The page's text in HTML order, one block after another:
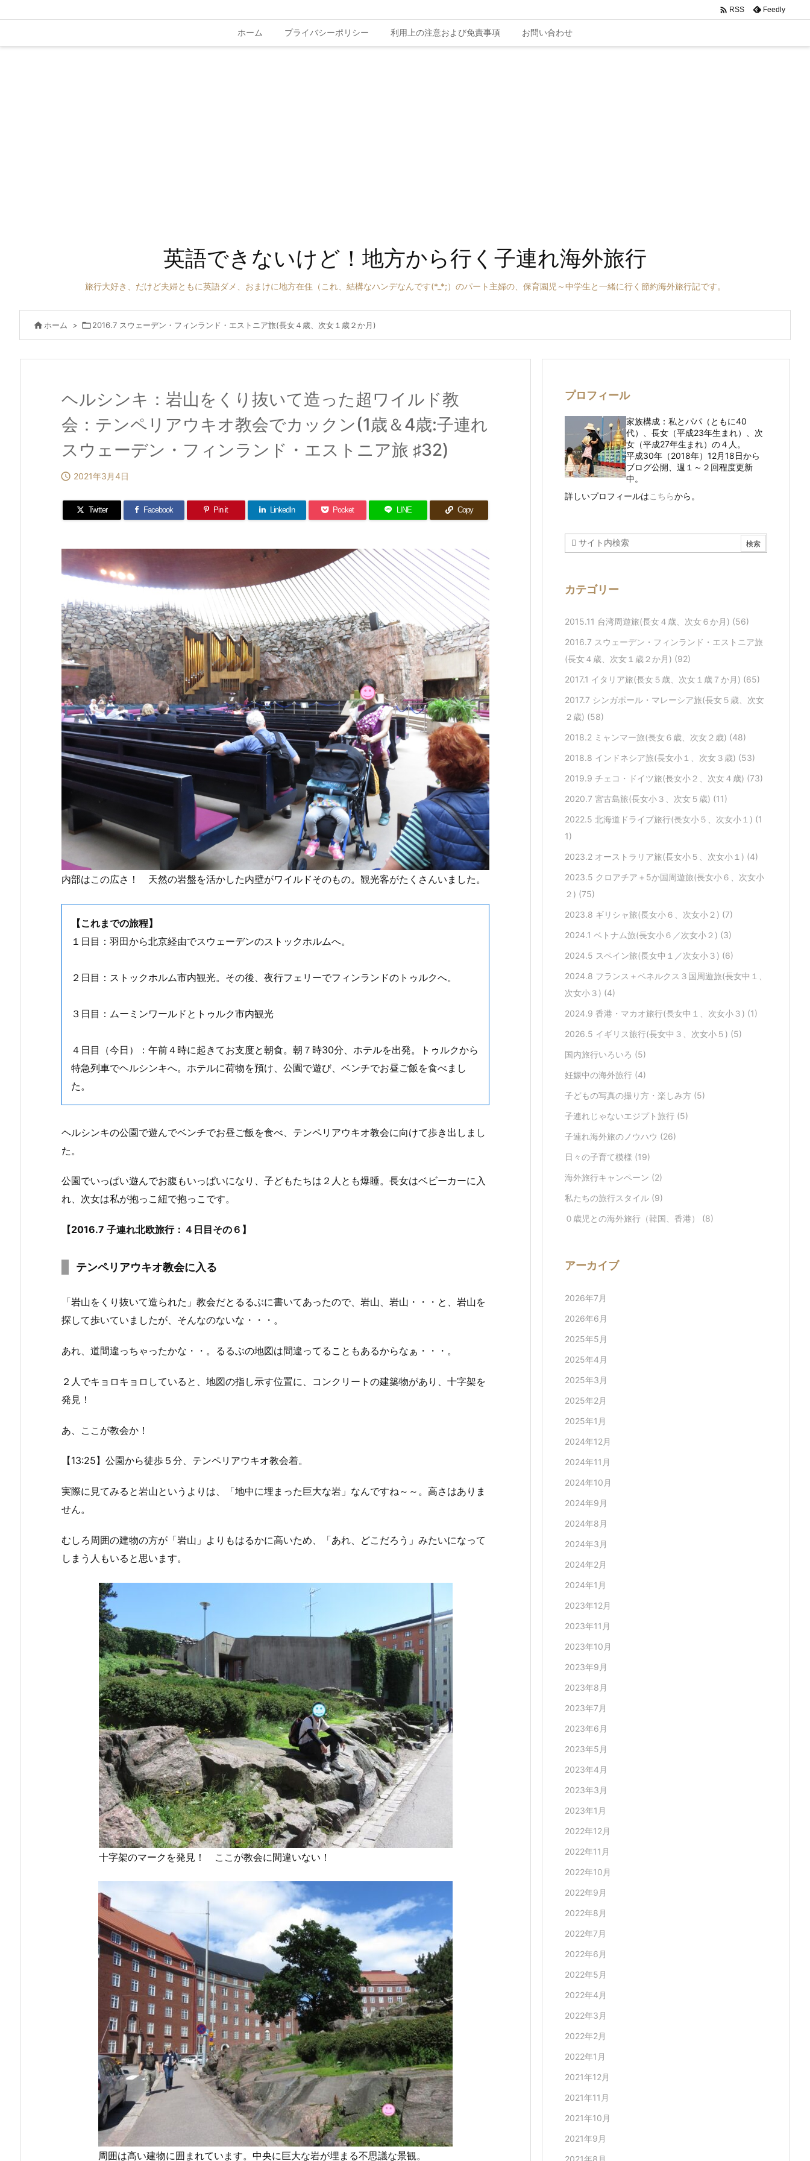
ホーム プライバシーポリシー 利用上の注意および免責事項 お問い合わせ
 RSS Feedly
英語できないけど！地方から行く子連れ海外旅行
旅行大好き、だけど夫婦ともに英語ダメ、おまけに地方在住（これ、結構なハンデなんです(*_*;）のパート主婦の、保育園児～中学生と一緒に行く節約海外旅行記です。
 ホーム > 2016.7 スウェーデン・フィンランド・エストニア旅(長女４歳、次女１歳２か月)
ヘルシンキ：岩山をくり抜いて造った超ワイルド教
会：テンペリアウキオ教会でカックン(1歳＆4歳:子連れ
スウェーデン・フィンランド・エストニア旅 ♯32)
 2021年3月4日
Twitter Facebook Pin it LinkedIn Pocket LINE Copy
内部はこの広さ！ 天然の岩盤を活かした内壁がワイルドそのもの。観光客がたくさんいました。
【これまでの旅程】
１日目：羽田から北京経由でスウェーデンのストックホルムへ。
２日目：ストックホルム市内観光。その後、夜行フェリーでフィンランドのトゥルクへ。
３日目：ムーミンワールドとトゥルク市内観光
４日目（今日）：午前４時に起きてお支度と朝食。朝７時30分、ホテルを出発。トゥルクから
特急列車でヘルシンキへ。ホテルに荷物を預け、公園で遊び、ベンチでお昼ご飯を食べまし
た。
ヘルシンキの公園で遊んでベンチでお昼ご飯を食べ、テンペリアウキオ教会に向けて歩き出しまし
た。
公園でいっぱい遊んでお腹もいっぱいになり、子どもたちは２人とも爆睡。長女はベビーカーに入
れ、次女は私が抱っこ紐で抱っこです。
【2016.7 子連れ北欧旅行：４日目その６】
テンペリアウキオ教会に入る
「岩山をくり抜いて造られた」教会だとるるぶに書いてあったので、岩山、岩山・・・と、岩山を
探して歩いていましたが、そんなのないな・・・。
あれ、道間違っちゃったかな・・。るるぶの地図は間違ってることもあるからなぁ・・・。
２人でキョロキョロしていると、地図の指し示す位置に、コンクリートの建築物があり、十字架を
発見！
あ、ここが教会か！
【13:25】公園から徒歩５分、テンペリアウキオ教会着。
実際に見てみると岩山というよりは、「地中に埋まった巨大な岩」なんですね～～。高さはありま
せん。
むしろ周囲の建物の方が「岩山」よりもはるかに高いため、「あれ、どこだろう」みたいになって
しまう人もいると思います。
十字架のマークを発見！ ここが教会に間違いない！
周囲は高い建物に囲まれています。中央に巨大な岩が埋まる不思議な景観。
プロフィール
家族構成：私とパパ（ともに40
代）、長女（平成23年生まれ）、次
女（平成27年生まれ）の４人。
平成30年（2018年）12月18日から
ブログ公開、週１～２回程度更新
中。
詳しいプロフィールは こちらから。
カテゴリー
2015.11 台湾周遊旅(長女４歳、次女６か月) (56)
2016.7 スウェーデン・フィンランド・エストニア旅
(長女４歳、次女１歳２か月) (92)
2017.1 イタリア旅(長女５歳、次女１歳７か月) (65)
2017.7 シンガポール・マレーシア旅(長女５歳、次女
２歳) (58)
2018.2 ミャンマー旅(長女６歳、次女２歳) (48)
2018.8 インドネシア旅(長女小１、次女３歳) (53)
2019.9 チェコ・ドイツ旅(長女小２、次女４歳) (73)
2020.7 宮古島旅(長女小３、次女５歳) (11)
2022.5 北海道ドライブ旅行(長女小５、次女小１) (1
1)
2023.2 オーストラリア旅(長女小５、次女小１) (4)
2023.5 クロアチア＋5か国周遊旅(長女小６、次女小
２) (75)
2023.8 ギリシャ旅(長女小６、次女小２) (7)
2024.1 ベトナム旅(長女小６／次女小２) (3)
2024.5 スペイン旅(長女中１／次女小３) (6)
2024.8 フランス＋ベネルクス３国周遊旅(長女中１、
次女小３) (4)
2024.9 香港・マカオ旅行(長女中１、次女小３) (1)
2026.5 イギリス旅行(長女中３、次女小５) (5)
国内旅行いろいろ (5)
妊娠中の海外旅行 (4)
子どもの写真の撮り方・楽しみ方 (5)
子連れじゃないエジプト旅行 (5)
子連れ海外旅のノウハウ (26)
日々の子育て模様 (19)
海外旅行キャンペーン (2)
私たちの旅行スタイル (9)
０歳児との海外旅行（韓国、香港） (8)
アーカイブ
2026年7月
2026年6月
2025年5月
2025年4月
2025年3月
2025年2月
2025年1月
2024年12月
2024年11月
2024年10月
2024年9月
2024年8月
2024年3月
2024年2月
2024年1月
2023年12月
2023年11月
2023年10月
2023年9月
2023年8月
2023年7月
2023年6月
2023年5月
2023年4月
2023年3月
2023年1月
2022年12月
2022年11月
2022年10月
2022年9月
2022年8月
2022年7月
2022年6月
2022年5月
2022年4月
2022年3月
2022年2月
2022年1月
2021年12月
2021年11月
2021年10月
2021年9月
2021年8月